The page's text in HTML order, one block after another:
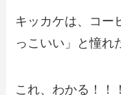
キッカケは、コー
っこいい」と憧れ
これ、わかる！！